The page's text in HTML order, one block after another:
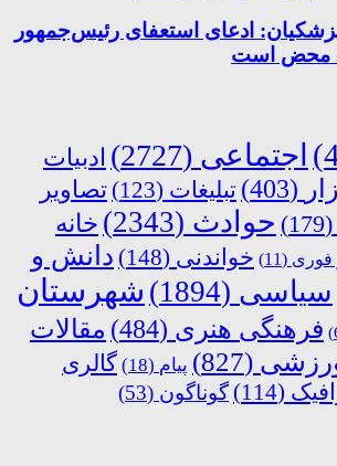
ادعای استعفای رئیس‌جمهور
محض است
اجتماعی (2727)
ادبیات
(403) تبلیغات (123)
تصاویر
(179) حوادث (2343)
خانه
فوری (11) خواندنی (148)
دانش و
سیاسی (1894)
شهرستان
فرهنگی هنری (484)
مقالات
(827) پیام (18)
گالری
(114) گوناگون (53)